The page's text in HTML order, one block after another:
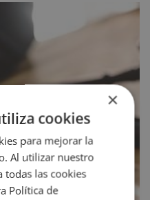
×
cookies
para mejorar la
Al utilizar nuestro
todas las cookies
Política de